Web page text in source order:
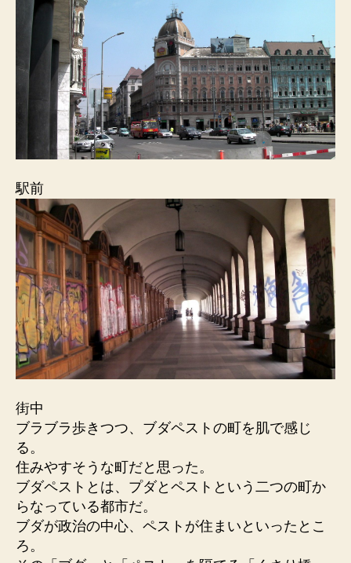
駅前
街中
ブラブラ歩きつつ、ブダペストの町を肌で感じ
る。
住みやすそうな町だと思った。
ブダペストとは、プダとペストという二つの町か
らなっている都市だ。
ブダが政治の中心、ペストが住まいといったとこ
ろ。